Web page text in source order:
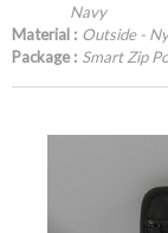
Navy
Material : Outside -
Package : Smart Zip